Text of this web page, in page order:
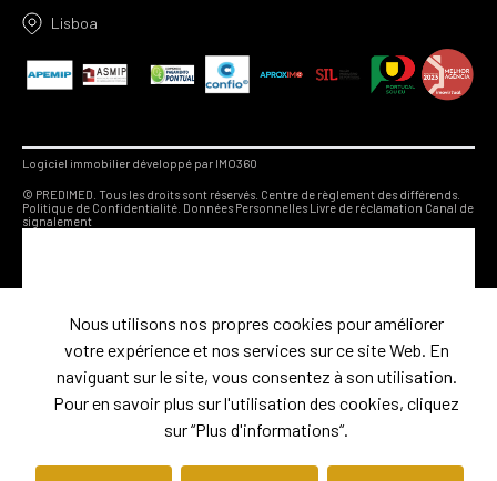
Lisboa
Logiciel immobilier développé par IMO360
© PREDIMED. Tous les droits sont réservés. Centre de règlement des différends.
Politique de Confidentialité. Données PersonnellesLivre de réclamation Canal de
signalement
Nous utilisons nos propres cookies pour améliorer
votre expérience et nos services sur ce site Web. En
naviguant sur le site, vous consentez à son utilisation.
Pour en savoir plus sur l'utilisation des cookies, cliquez
sur “Plus d'informations“.